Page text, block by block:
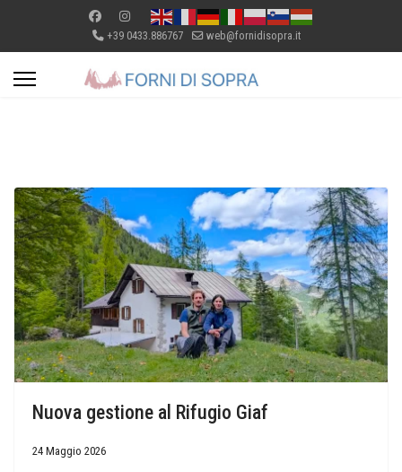
+39 0433.886767 web@fornidisopra.it
Nuova gestione al Rifugio Giaf
24 Maggio 2026